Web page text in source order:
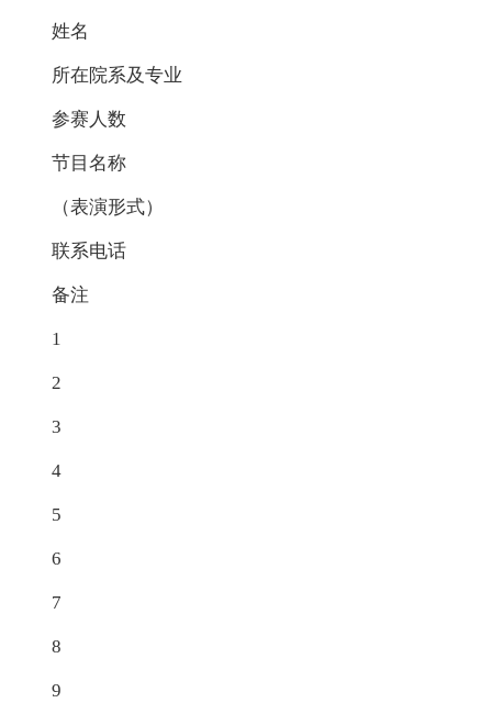
姓名
所在院系及专业
参赛人数
节目名称
（表演形式）
联系电话
备注
1
2
3
4
5
6
7
8
9